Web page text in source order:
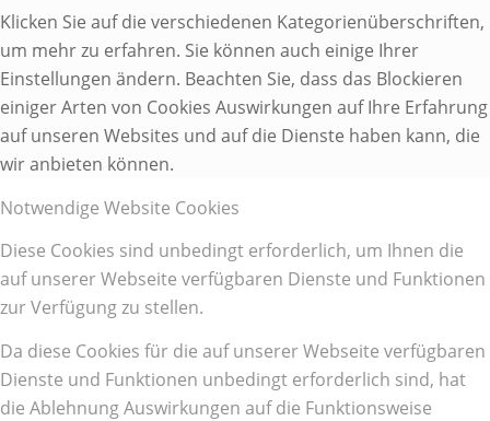
Klicken Sie auf die verschiedenen Kategorienüberschriften,
um mehr zu erfahren. Sie können auch einige Ihrer
Einstellungen ändern. Beachten Sie, dass das Blockieren
einiger Arten von Cookies Auswirkungen auf Ihre Erfahrung
auf unseren Websites und auf die Dienste haben kann, die
wir anbieten können.
Notwendige Website Cookies
Diese Cookies sind unbedingt erforderlich, um Ihnen die
auf unserer Webseite verfügbaren Dienste und Funktionen
zur Verfügung zu stellen.
Da diese Cookies für die auf unserer Webseite verfügbaren
Dienste und Funktionen unbedingt erforderlich sind, hat
die Ablehnung Auswirkungen auf die Funktionsweise